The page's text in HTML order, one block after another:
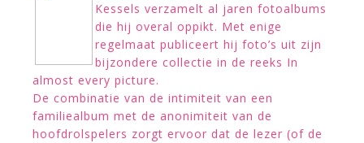
Kessels verzamelt al jaren fotoalbums
die hij overal oppikt. Met enige
regelmaat publiceert hij foto’s uit zijn
bijzondere collectie in de reeks In
almost every picture.
De combinatie van de intimiteit van een
familiealbum met de anonimiteit van de
hoofdrolspelers zorgt ervoor dat de lezer (of de